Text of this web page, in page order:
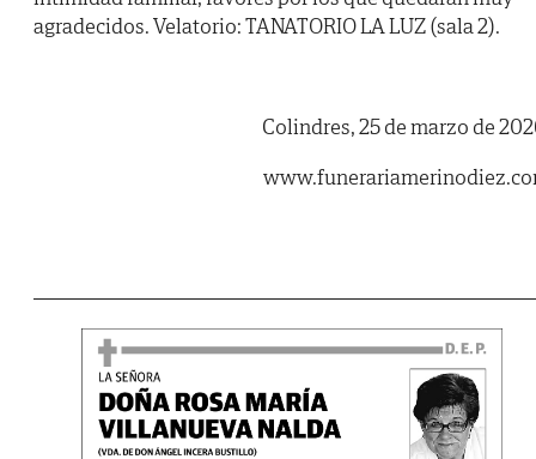
agradecidos. Velatorio: TANATORIO LA LUZ (sala 2).
Colindres, 25 de marzo de